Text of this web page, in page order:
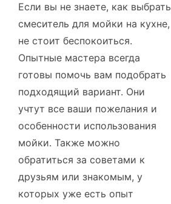
Если вы не знаете, как выбрать
смеситель для мойки на кухне,
не стоит беспокоиться.
Опытные мастера всегда
готовы помочь вам подобрать
подходящий вариант. Они
учтут все ваши пожелания и
особенности использования
мойки. Также можно
обратиться за советами к
друзьям или знакомым, у
которых уже есть опыт